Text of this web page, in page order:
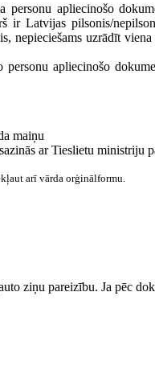
personu apliecinošo
ir Latvijas pilsonis/
nepieciešams uzrādīt
apliecinošo
maiņu
ar Tieslietu
arī vārda orģinālformu.
ziņu pareizību. Ja pēc